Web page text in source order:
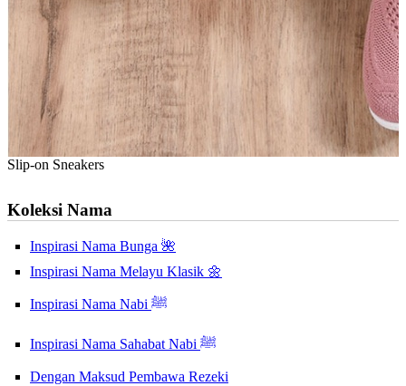
Slip-on Sneakers
Koleksi Nama
Inspirasi Nama Bunga 🌺
Inspirasi Nama Melayu Klasik 🌼
Inspirasi Nama Nabi ﷺ
Inspirasi Nama Sahabat Nabi ﷺ
Dengan Maksud Pembawa Rezeki